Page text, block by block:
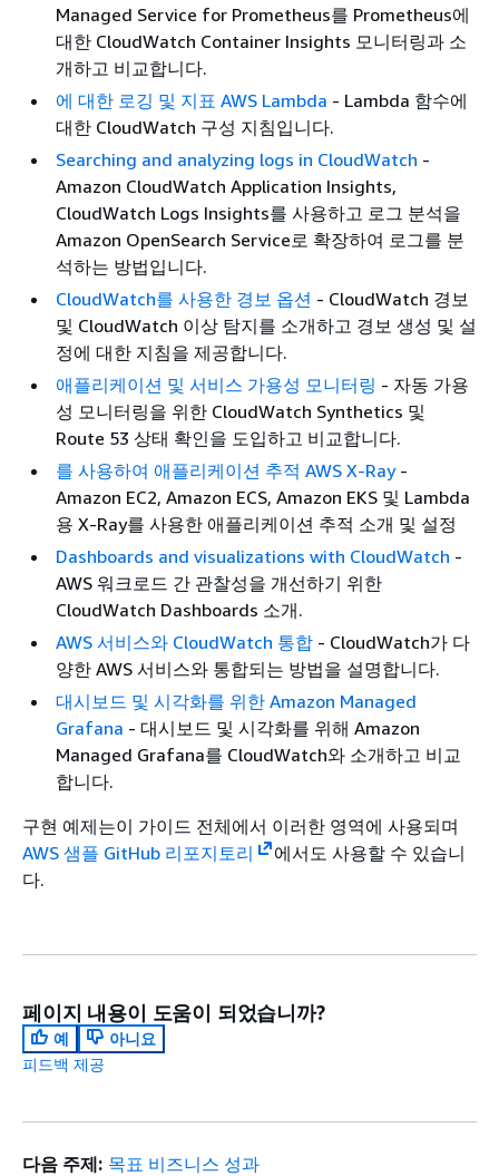
Managed Service for Prometheus를 Prometheus에
대한 CloudWatch Container Insights 모니터링과 소
개하고 비교합니다.
에 대한 로깅 및 지표 AWS Lambda - Lambda 함수에
대한 CloudWatch 구성 지침입니다.
Searching and analyzing logs in CloudWatch -
Amazon CloudWatch Application Insights,
CloudWatch Logs Insights를 사용하고 로그 분석을
Amazon OpenSearch Service로 확장하여 로그를 분
석하는 방법입니다.
CloudWatch를 사용한 경보 옵션 - CloudWatch 경보
및 CloudWatch 이상 탐지를 소개하고 경보 생성 및 설
정에 대한 지침을 제공합니다.
애플리케이션 및 서비스 가용성 모니터링 - 자동 가용
성 모니터링을 위한 CloudWatch Synthetics 및
Route 53 상태 확인을 도입하고 비교합니다.
를 사용하여 애플리케이션 추적 AWS X-Ray-
Amazon EC2, Amazon ECS, Amazon EKS 및 Lambda
용 X-Ray를 사용한 애플리케이션 추적 소개 및 설정
Dashboards and visualizations with CloudWatch -
AWS 워크로드 간 관찰성을 개선하기 위한
CloudWatch Dashboards 소개.
AWS 서비스와 CloudWatch 통합 - CloudWatch가 다
양한 AWS 서비스와 통합되는 방법을 설명합니다.
대시보드 및 시각화를 위한 Amazon Managed
Grafana - 대시보드 및 시각화를 위해 Amazon
Managed Grafana를 CloudWatch와 소개하고 비교
합니다.
구현 예제는이 가이드 전체에서 이러한 영역에 사용되며
AWS 샘플 GitHub 리포지토리
에서도 사용할 수 있습니
다.
페이지 내용이 도움이 되었습니까?
예
아니요
피드백 제공
다음 주제: 목표 비즈니스 성과